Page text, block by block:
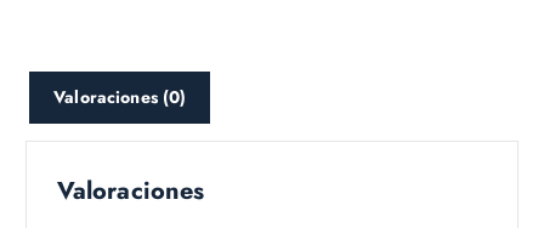
Valoraciones (0)
Valoraciones